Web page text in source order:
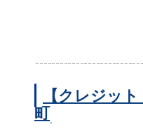
【クレジッ
町